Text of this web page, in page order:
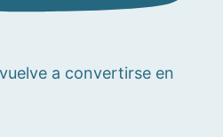
a convertirse en